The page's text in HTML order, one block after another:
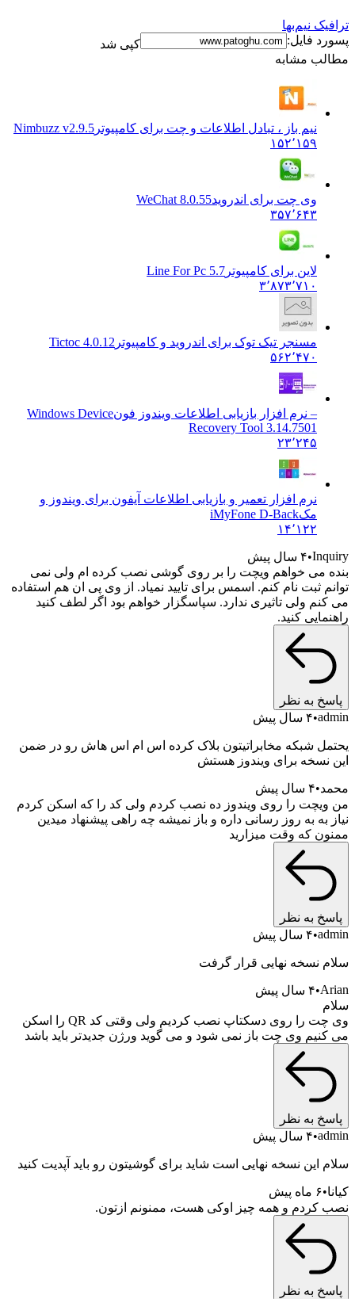
نیم‌بها
فایل:
کپی شد
مشابه
نیم باز ، تبادل اطلاعات و چت برای کامپیوترNimbuzz v2.9.5
۱۵۲٬۱۵۹
وی چت برای اندروید WeChat 8.0.55
۳۵۷٬۶۴۳
لاین برای کامپیوترLine For Pc 5.7
۳٬۸۷۳٬۷۱۰
مسنجر تیک توک برای اندروید و کامپیوترTictoc 4.0.12
۵۶۲٬۴۷۰
– نرم افزار بازیابی اطلاعات ویندوز فونWindows Device
Recovery Tool 3.14.7501
۲۳٬۲۴۵
نرم افزار تعمیر و بازیابی اطلاعات آیفون برای ویندوز و
iMyFone D-Back
۱۴٬۱۲۲
۴ سال پیش
می خواهم ویچت را بر روی گوشی نصب کرده ام ولی نمی
ثبت نام کنم. اسمس برای تایید نمیاد. از وی پی ان هم استفاده
ولی تاثیری ندارد. سپاسگزار خواهم بود اگر لطف کنید
کنید.
به نظر
۴ سال پیش
شبکه مخابراتیتون بلاک کرده اس ام اس هاش رو در ضمن
برای ویندوز هستش
۴ سال پیش
را روی ویندوز ده نصب کردم ولی کد را که اسکن کردم
به روز رسانی داره و باز نمیشه چه راهی پیشنهاد میدین
که وقت میزارید
به نظر
۴ سال پیش
نسخه نهایی قرار گرفت
۴ سال پیش
وی چت را روی دسکتاپ نصب کردیم ولی وقتی کد QR را اسکن
وی چت باز نمی شود و می گوید ورژن جدیدتر باید باشد
به نظر
۴ سال پیش
نسخه نهایی است شاید برای گوشیتون رو باید آپدیت کنید
۶ ماه پیش
و همه چیز اوکی هست، ممنونم ازتون.
به نظر